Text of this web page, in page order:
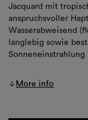
Jacquard mit
anspruchsvoller
Wasserabweisend
langlebig sowie
Sonneneinstrahlung
More info